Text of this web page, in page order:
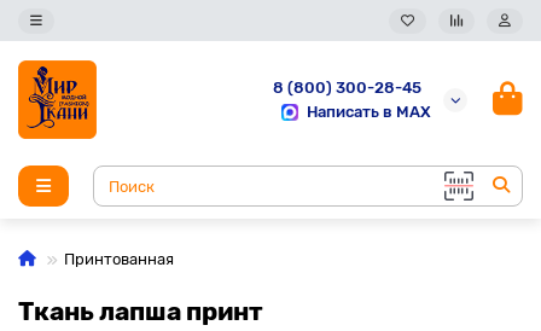
8 (800) 300-28-45
Написать в MAX
Принтованная
Ткань лапша принт